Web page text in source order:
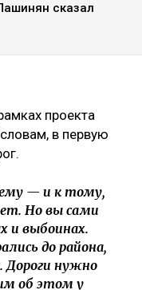
сказал
проекта
в первую
— и к тому,
Но вы сами
и выбоинах.
до района,
Дороги нужно
об этом у